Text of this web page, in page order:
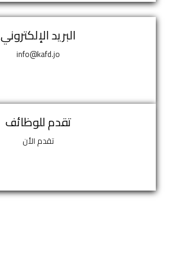
البريد الإلكتروني
info@kafd.jo
تقدم للوظائف
تقدم الأن